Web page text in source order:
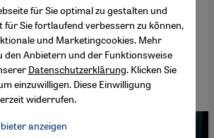
عربي
für Sie optimal zu gestalten und
für Sie fortlaufend verbessern zu können,
und Marketingcookies. Mehr
Anbietern und der Funktionsweise
Datenschutzerklärung. Klicken Sie
einzuwilligen. Diese Einwilligung
widerrufen.
anzeigen